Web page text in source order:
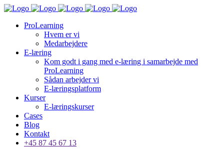
ProLearning
Hvem er vi
Medarbejdere
E-læring
Kom godt i gang med e-læring i samarbejde med
ProLearning
Sådan arbejder vi
E-læringsplatform
Kurser
E-læringskurser
Cases
Blog
Kontakt
+45 87 45 67 13